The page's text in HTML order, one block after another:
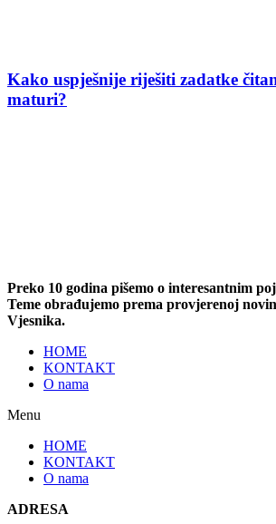
Kako uspješnije riješiti zadatke
maturi?
Preko 10 godina pišemo o interesantnim
Teme obrađujemo prema provjerenoj
Vjesnika.
HOME
KONTAKT
O nama
Menu
HOME
KONTAKT
O nama
ADRESA